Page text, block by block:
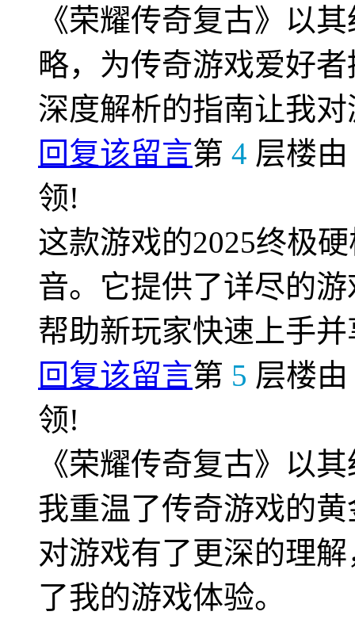
《荣耀传奇复古》以
略，为传奇游戏爱好
深度解析的指南让我
回复该留言第 4 层楼由
领!
这款游戏的2025终极
音。它提供了详尽的
帮助新玩家快速上手
回复该留言第 5 层楼由
领!
《荣耀传奇复古》以
我重温了传奇游戏的
对游戏有了更深的理
了我的游戏体验。